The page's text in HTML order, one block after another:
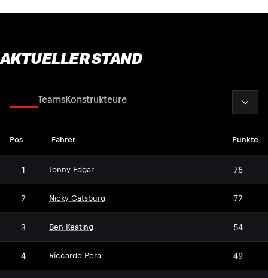
AKTUELLER STAND
TeamsKonstrukteure
Pos Fahrer Punkte
1 Jonny Edgar 76
2 Nicky Catsburg 72
3 Ben Keating 54
4 Riccardo Pera 49